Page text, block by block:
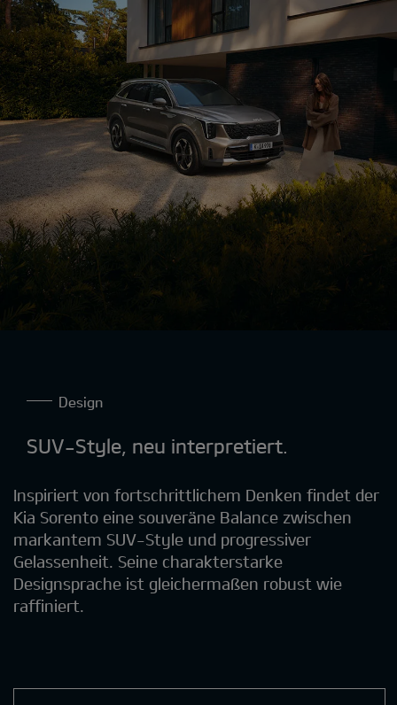
Design
SUV-Style, neu interpretiert.
Inspiriert von fortschrittlichem Denken findet der
Kia Sorento eine souveräne Balance zwischen
markantem SUV-Style und progressiver
Gelassenheit. Seine charakterstarke
Designsprache ist gleichermaßen robust wie
raffiniert.